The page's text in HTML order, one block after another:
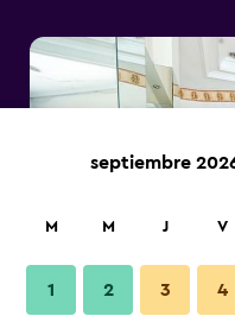
septiembre
M M J V
1 2 3 4